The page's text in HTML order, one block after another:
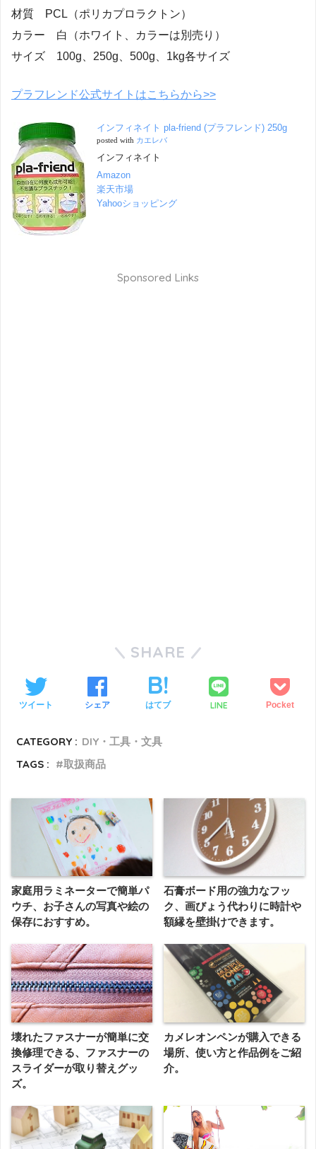
材質 PCL（ポリカプロラクトン）
カラー 白（ホワイト、カラーは別売り）
サイズ 100g、250g、500g、1kg各サイズ
プラフレンド公式サイトはこちらから>>
インフィネイト pla-friend (プラフレンド) 250g
posted with カエレバ
インフィネイト
Amazon
楽天市場
Yahooショッピング
Sponsored Links
SHARE
ツイート シェア はてブ LINE Pocket
CATEGORY : DIY・工具・文具
TAGS :
取扱商品
家庭用ラミネーターで簡単パ
ウチ、お子さんの写真や絵の
保存におすすめ。
石膏ボード用の強力なフッ
ク、画びょう代わりに時計や
額縁を壁掛けできます。
壊れたファスナーが簡単に交
換修理できる、ファスナーの
スライダーが取り替えグッ
ズ。
カメレオンペンが購入できる
場所、使い方と作品例をご紹
介。